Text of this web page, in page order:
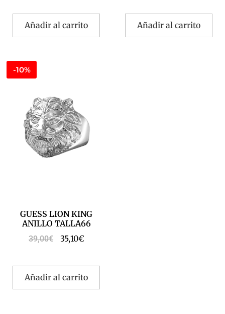
Añadir al carrito Añadir al carrito
-10%
GUESS LION KING
ANILLO TALLA66
39,00€ 35,10€
Añadir al carrito